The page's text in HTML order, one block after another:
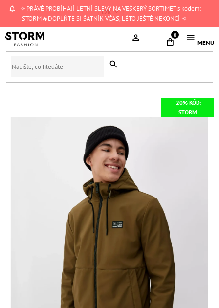
Přejít
🔅PRÁVĚ PROBÍHAJÍ LETNÍ SLEVY NA VEŠKERÝ SORTIMET s kódem:
STORM🔥DOPLŇTE SI ŠATNÍK VČAS, LÉTO JEŠTĚ NEKONCÍ 🔅
CZK
NÁKUPNÍ
-20% KÓD:
STORM